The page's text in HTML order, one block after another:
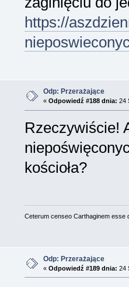
https://
Odp: Przerażające
« Odpowiedź #188 dnia: 24
Rzeczywiście!
kościoła?
Ceterum censeo Carthaginem esse
Odp: Przerażające
« Odpowiedź #189 dnia: 24